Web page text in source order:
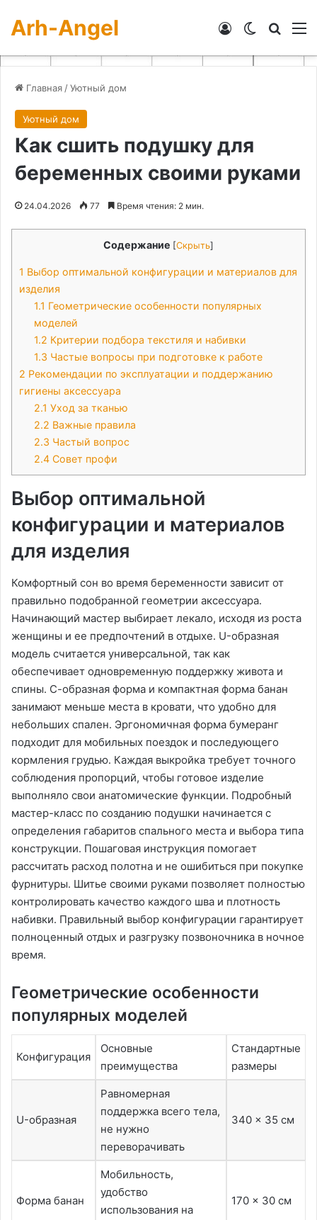
Arh-Angel Switch skin
Войти
Главная /Уютный дом
Уютный дом
Как сшить подушку для
беременных своими руками
24.04.2026 77 Время чтения: 2 мин.
Содержание [Скрыть]
1 Выбор оптимальной конфигурации и материалов для
изделия
1.1 Геометрические особенности популярных
моделей
1.2 Критерии подбора текстиля и набивки
1.3 Частые вопросы при подготовке к работе
2 Рекомендации по эксплуатации и поддержанию
гигиены аксессуара
2.1 Уход за тканью
2.2 Важные правила
2.3 Частый вопрос
2.4 Совет профи
Выбор оптимальной
конфигурации и материалов
для изделия
Комфортный сон во время беременности зависит от
правильно подобранной геометрии аксессуара․
Начинающий мастер выбирает лекало, исходя из роста
женщины и ее предпочтений в отдыхе․ U-образная
модель считается универсальной, так как
обеспечивает одновременную поддержку живота и
спины․ С-образная форма и компактная форма банан
занимают меньше места в кровати, что удобно для
небольших спален․ Эргономичная форма бумеранг
подходит для мобильных поездок и последующего
кормления грудью․ Каждая выкройка требует точного
соблюдения пропорций, чтобы готовое изделие
выполняло свои анатомические функции․ Подробный
мастер-класс по созданию подушки начинается с
определения габаритов спального места и выбора типа
конструкции․ Пошаговая инструкция помогает
рассчитать расход полотна и не ошибиться при покупке
фурнитуры․ Шитье своими руками позволяет полностью
контролировать качество каждого шва и плотность
набивки․ Правильный выбор конфигурации гарантирует
полноценный отдых и разгрузку позвоночника в ночное
время․
Геометрические особенности
популярных моделей
Конфигурация
Основные
преимущества
Стандартные
размеры
U-образная
Равномерная
поддержка всего тела,
не нужно
переворачивать
340 x 35 см
Форма банан
Мобильность,
удобство
использования на
170 x 30 см